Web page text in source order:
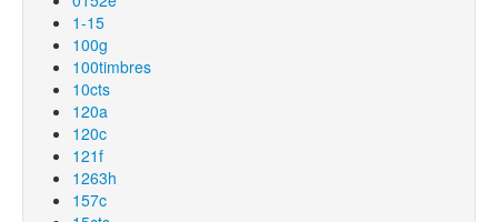
1-15
100g
100timbres
10cts
120a
120c
121f
1263h
157c